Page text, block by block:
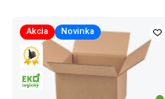
Akcia Novinka